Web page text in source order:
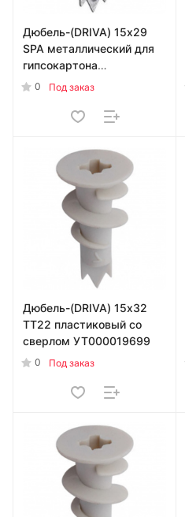
Дюбель-(DRIVA) 15х29
SPA металлический для
гипсокартона
УТ000019754
0 Под заказ
Дюбель-(DRIVA) 15х32
TT22 пластиковый со
сверлом УТ000019699
0 Под заказ